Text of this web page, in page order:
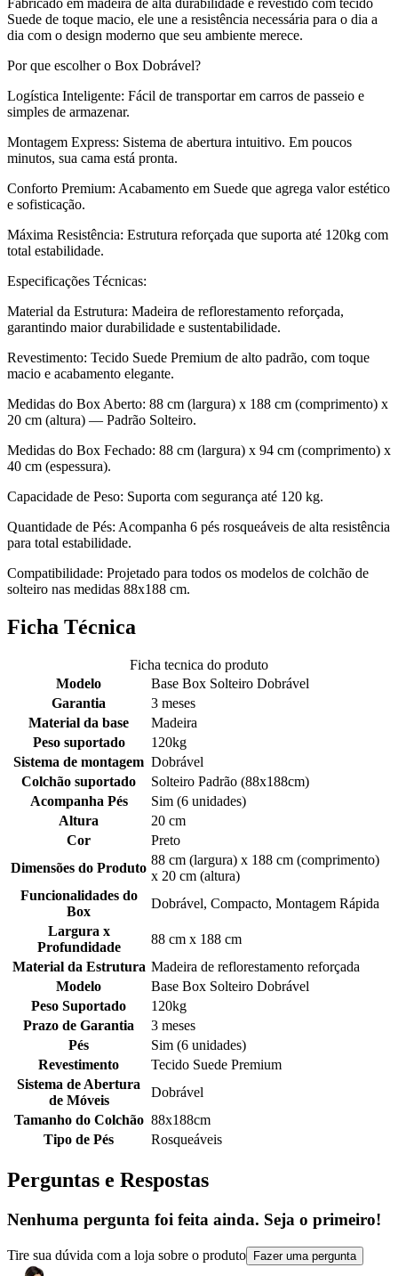
Fabricado em madeira de alta durabilidade e revestido com tecido
Suede de toque macio, ele une a resistência necessária para o dia a
dia com o design moderno que seu ambiente merece.
Por que escolher o Box Dobrável?
Logística Inteligente: Fácil de transportar em carros de passeio e
simples de armazenar.
Montagem Express: Sistema de abertura intuitivo. Em poucos
minutos, sua cama está pronta.
Conforto Premium: Acabamento em Suede que agrega valor estético
e sofisticação.
Máxima Resistência: Estrutura reforçada que suporta até 120kg com
total estabilidade.
Especificações Técnicas:
Material da Estrutura: Madeira de reflorestamento reforçada,
garantindo maior durabilidade e sustentabilidade.
Revestimento: Tecido Suede Premium de alto padrão, com toque
macio e acabamento elegante.
Medidas do Box Aberto: 88 cm (largura) x 188 cm (comprimento) x
20 cm (altura) — Padrão Solteiro.
Medidas do Box Fechado: 88 cm (largura) x 94 cm (comprimento) x
40 cm (espessura).
Capacidade de Peso: Suporta com segurança até 120 kg.
Quantidade de Pés: Acompanha 6 pés rosqueáveis de alta resistência
para total estabilidade.
Compatibilidade: Projetado para todos os modelos de colchão de
solteiro nas medidas 88x188 cm.
Ficha Técnica
Ficha tecnica do produto
Modelo
Base Box Solteiro Dobrável
Garantia
3 meses
Material da base
Madeira
Peso suportado
120kg
Sistema de montagem Dobrável
Colchão suportado
Solteiro Padrão (88x188cm)
Acompanha Pés
Sim (6 unidades)
Altura
20 cm
Cor
Preto
Dimensões do Produto
88 cm (largura) x 188 cm (comprimento)
x 20 cm (altura)
Funcionalidades do
Box
Dobrável, Compacto, Montagem Rápida
Largura x
Profundidade
88 cm x 188 cm
Material da Estrutura Madeira de reflorestamento reforçada
Modelo
Base Box Solteiro Dobrável
Peso Suportado
120kg
Prazo de Garantia
3 meses
Pés
Sim (6 unidades)
Revestimento
Tecido Suede Premium
Sistema de Abertura
de Móveis
Dobrável
Tamanho do Colchão 88x188cm
Tipo de Pés
Rosqueáveis
Perguntas e Respostas
Nenhuma pergunta foi feita ainda. Seja o primeiro!
Tire sua dúvida com a loja sobre o produto Fazer uma pergunta